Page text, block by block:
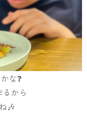
な❓
から
🎶